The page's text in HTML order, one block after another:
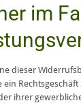
im
dieser
ihrer